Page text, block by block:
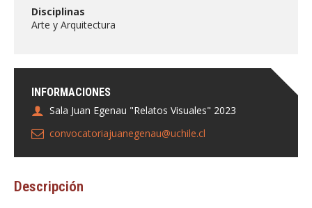
INFORMACIONES
Sala Juan Egenau "Relatos Visuales" 2023
convocatoriajuanegenau@uchile.cl
Disciplinas
Arte y Arquitectura
Descripción